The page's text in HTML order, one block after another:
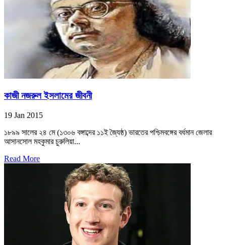
কাজী নজরুল ইসলামের জীবনী
19 Jan 2015
১৮৯৯ সালের ২৪ মে (১৩০৬ বঙ্গাব্দের ১১ই জ্যৈষ্ঠ) ভারতের পশ্চিমবঙ্গের বর্ধমান জেলার
আসানসোল মহকুমার চুরুলিয়া...
Read More